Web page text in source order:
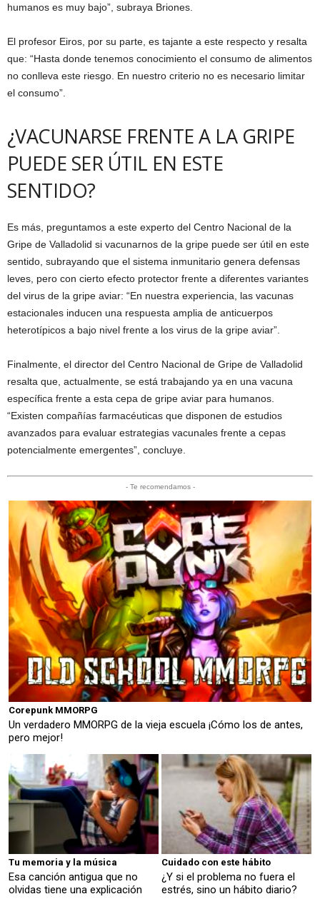
humanos es muy bajo”, subraya Briones.
El profesor Eiros, por su parte, es tajante a este respecto y resalta
que: “Hasta donde tenemos conocimiento el consumo de alimentos
no conlleva este riesgo. En nuestro criterio no es necesario limitar
el consumo”.
¿VACUNARSE FRENTE A LA GRIPE
PUEDE SER ÚTIL EN ESTE
SENTIDO?
Es más, preguntamos a este experto del Centro Nacional de la
Gripe de Valladolid si vacunarnos de la gripe puede ser útil en este
sentido, subrayando que el sistema inmunitario genera defensas
leves, pero con cierto efecto protector frente a diferentes variantes
del virus de la gripe aviar: “En nuestra experiencia, las vacunas
estacionales inducen una respuesta amplia de anticuerpos
heterotípicos a bajo nivel frente a los virus de la gripe aviar”.
Finalmente, el director del Centro Nacional de Gripe de Valladolid
resalta que, actualmente, se está trabajando ya en una vacuna
específica frente a esta cepa de gripe aviar para humanos.
“Existen compañías farmacéuticas que disponen de estudios
avanzados para evaluar estrategias vacunales frente a cepas
potencialmente emergentes”, concluye.
- Te recomendamos -
Corepunk MMORPG
Un verdadero MMORPG de la vieja escuela ¡Cómo los de antes,
pero mejor!
Tu memoria y la música
Esa canción antigua que no
olvidas tiene una explicación
Cuidado con este hábito
¿Y si el problema no fuera el
estrés, sino un hábito diario?